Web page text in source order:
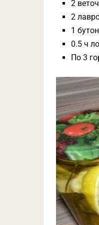
2
2
1
0.5 ч
По 3